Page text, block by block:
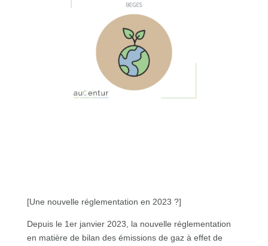
[Une nouvelle réglementation en 2023 ?]
Depuis le 1er janvier 2023, la nouvelle réglementation
en matière de bilan des émissions de gaz à effet de